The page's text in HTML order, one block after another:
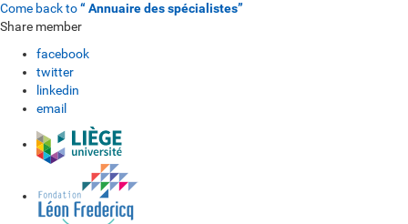
Come back to“ Annuaire des spécialistes”
Share member
facebook
twitter
linkedin
email